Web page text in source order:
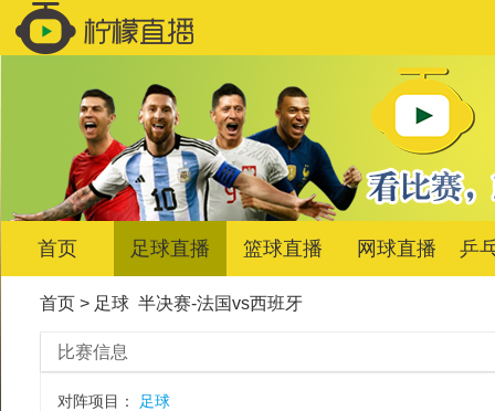
首页 足球直播 篮球直播 网球直播 乒
首页> 足球 半决赛-法国vs西班牙
比赛信息
对阵项目： 足球